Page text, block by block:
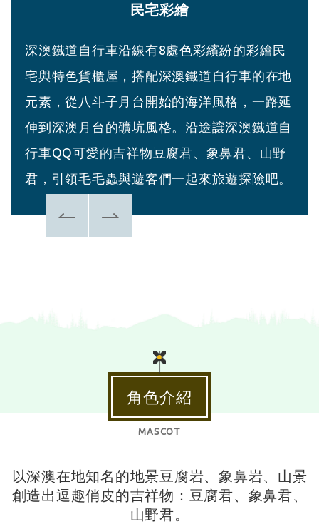
民宅彩繪
深澳鐵道自行車沿線有8處色彩繽紛的彩繪民
宅與特色貨櫃屋，搭配深澳鐵道自行車的在地
元素，從八斗子月台開始的海洋風格，一路延
伸到深澳月台的礦坑風格。沿途讓深澳鐵道自
行車QQ可愛的吉祥物豆腐君、象鼻君、山野
君，引領毛毛蟲與遊客們一起來旅遊探險吧。
深澳小賣所
小賣所將過去建基煤礦坑之特色與深澳鐵道自
行車吉祥物豆腐君、象鼻君、山野君結合，設
計活潑逗趣的淘金挖礦情景。小賣所販售飲
料、點心與文創紀念品等服務。
深澳月台
此處為建基煤礦舊址，月台提供現場購票、網
路購票報到與搭乘服務。
八斗子月台
臨近八斗子火車站，月台提供現場購票、網路
購票報到與搭乘服務。
角色介紹
MASCOT
以深澳在地知名的地景豆腐岩、象鼻岩、山景
創造出逗趣俏皮的吉祥物：豆腐君、象鼻君、
山野君。